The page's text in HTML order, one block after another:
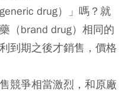
drug）」嗎？就
（brand drug）相同的
到期之後才銷售，價格
競爭相當激烈，和原廠